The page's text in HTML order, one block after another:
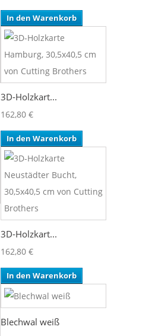
In den Warenkorb
3D-Holzkart...
162,80 €
In den Warenkorb
3D-Holzkart...
162,80 €
In den Warenkorb
Blechwal weiß